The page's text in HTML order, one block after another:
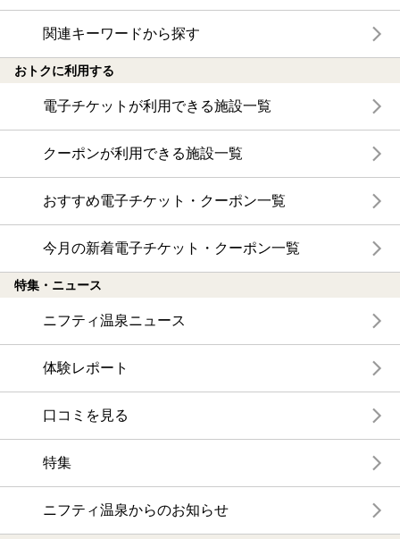
関連キーワードから探す
おトクに利用する
電子チケットが利用できる施設一覧
クーポンが利用できる施設一覧
おすすめ電子チケット・クーポン一覧
今月の新着電子チケット・クーポン一覧
特集・ニュース
ニフティ温泉ニュース
体験レポート
口コミを見る
特集
ニフティ温泉からのお知らせ